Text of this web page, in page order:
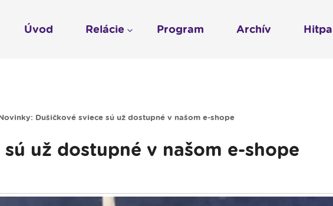
Dušičkové sviece sú už dostupné v našom e-shope
už dostupné v našom e-shope
Profil
Úvod Relácie
Rádio Vatikán - CZ Kresťanské noviny
Program Archív